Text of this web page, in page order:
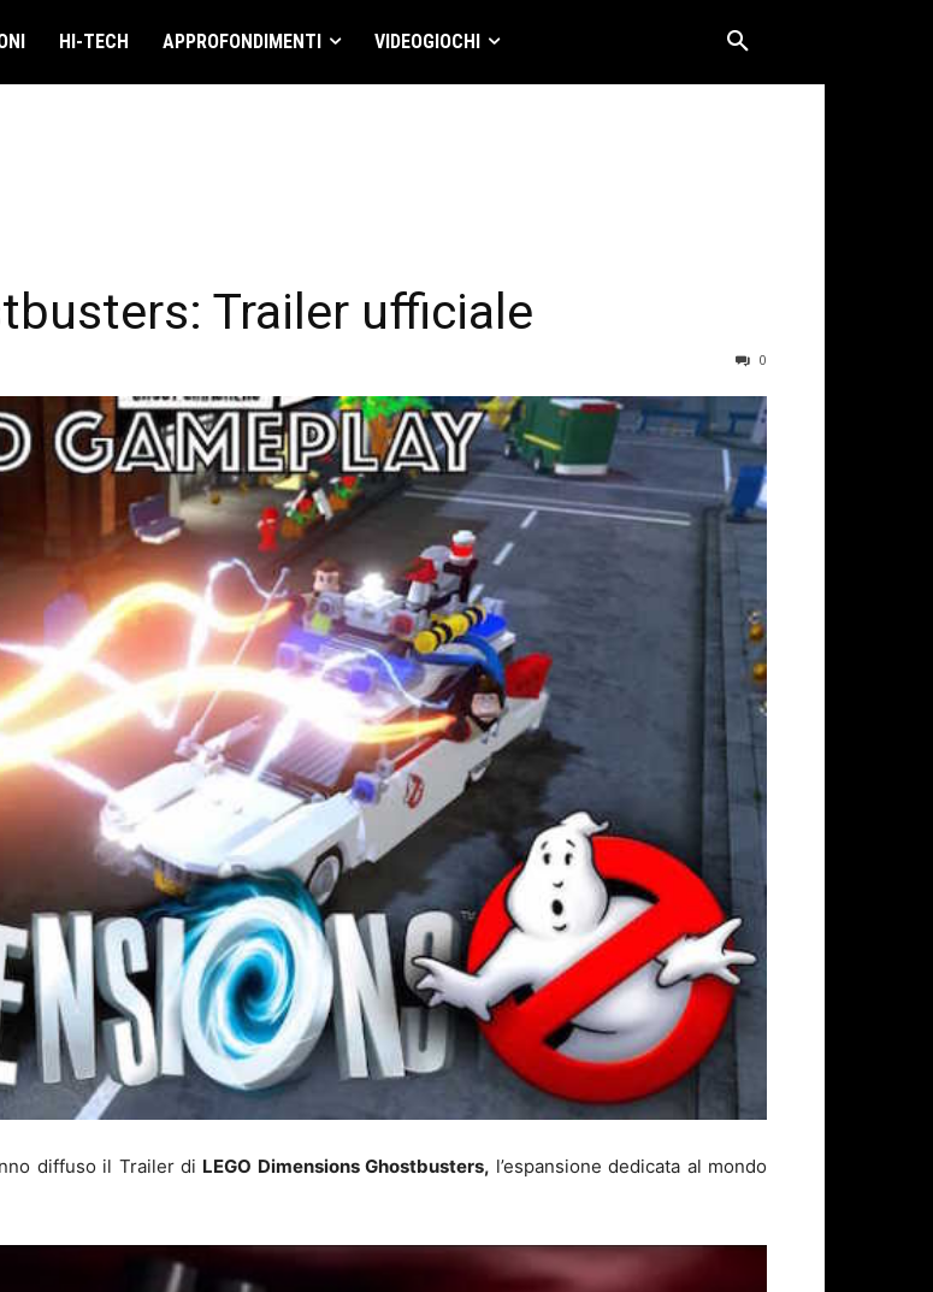
HI-TECH APPROFONDIMENTI VIDEOGIOCHI
Trailer ufficiale
0
diffuso il Trailer di LEGO Dimensions Ghostbusters, l’espansione dedicata al mondo